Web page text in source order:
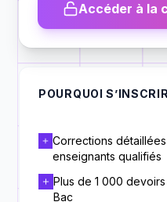
Accéder à la
POURQUOI
Corrections
enseignants qualifiés
Plus de 1 000
Bac